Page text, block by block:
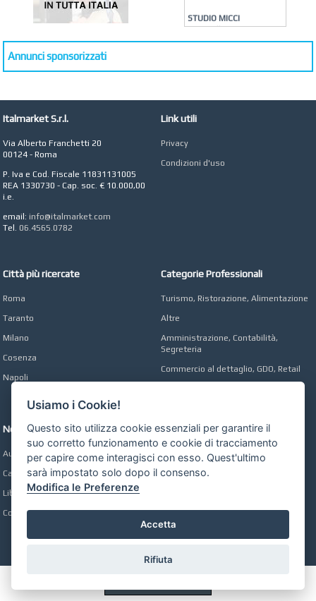
STUDIO MICCI
Antonella Micci,
Commercialista e
Roma
CONCEPT POINT
Agency
Annunci sponsorizzati
Italmarket S.r.l.
Via Alberto Franchetti 20
00124 - Roma
P. Iva e Cod. Fiscale 11831131005
REA 1330730 - Cap. soc. € 10.000,00
i.e.
email: info@italmarket.com
Tel. 06.4565.0782
Link utili
Privacy
Condizioni d'uso
Città più ricercate
Roma
Taranto
Milano
Cosenza
Napoli
Categorie Professionali
Turismo, Ristorazione, Alimentazione
Altre
Amministrazione, Contabilità,
Segreteria
Commercio al dettaglio, GDO, Retail
Network
Automobili Online
Case Online
Libri Online
Compravendita
Usiamo i Cookie!
Questo sito utilizza cookie essenziali per garantire il
suo corretto funzionamento e cookie di tracciamento
per capire come interagisci con esso. Quest'ultimo
sarà impostato solo dopo il consenso.
Modifica le Preferenze
Accetta
Rifiuta